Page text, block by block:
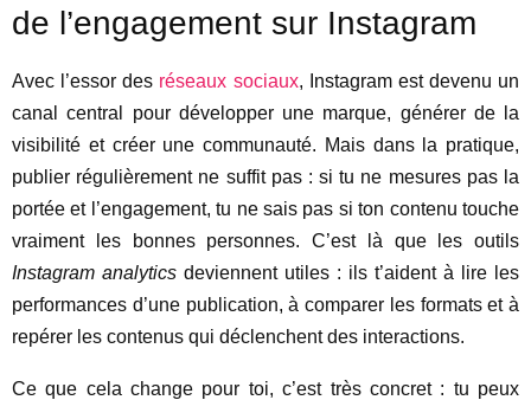
de l’engagement sur Instagram
Avec l’essor des réseaux sociaux, Instagram est devenu un
canal central pour développer une marque, générer de la
visibilité et créer une communauté. Mais dans la pratique,
publier régulièrement ne suffit pas : si tu ne mesures pas la
portée et l’engagement, tu ne sais pas si ton contenu touche
vraiment les bonnes personnes. C’est là que les outils
Instagram analytics deviennent utiles : ils t’aident à lire les
performances d’une publication, à comparer les formats et à
repérer les contenus qui déclenchent des interactions.
Ce que cela change pour toi, c’est très concret : tu peux